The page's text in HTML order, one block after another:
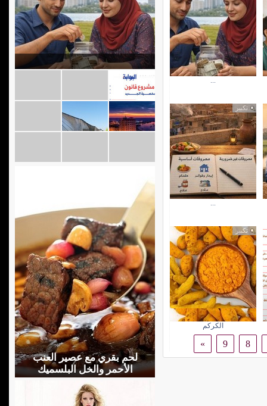
...
تكبير
...
تكبير
الكركم
8
9
»
لحم بقري مع عصير العنب
الأحمر والخل البلسميك